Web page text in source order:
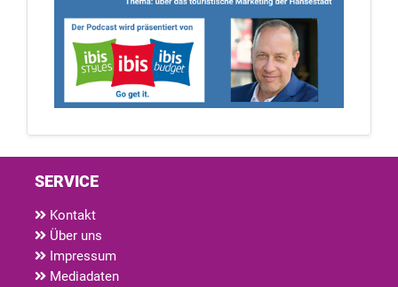
SERVICE
Kontakt
Über uns
Impressum
Mediadaten